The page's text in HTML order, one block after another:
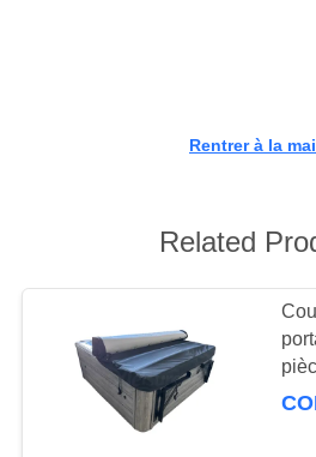
CONTACT
DEMANDE
SOUMISSION
Rentrer à la
Related